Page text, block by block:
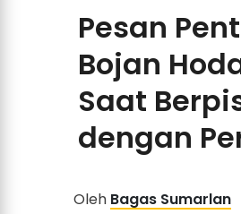
Pesan
Bojan
Saat
dengan
Oleh Bagas Sumarlan